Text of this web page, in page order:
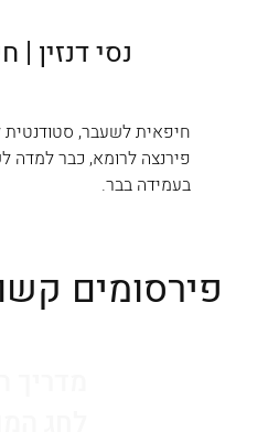
פירסומים
נסי דנזין |
חיפאית לשעבר, סטודנטית
פירנצה לרומא, כבר
בעמידה בבר.